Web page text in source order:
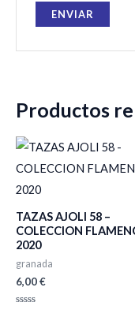
Productos
TAZAS AJOLI 58 –
COLECCION
2020
granada
6,00€